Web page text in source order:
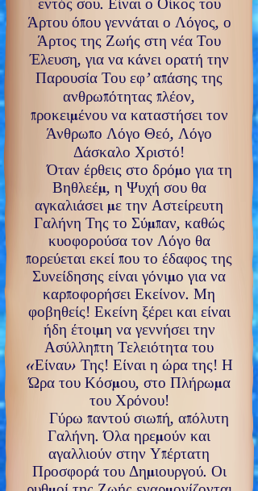
εντός σου. Είναι ο Οίκος του
Άρτου όπου γεννάται ο Λόγος, ο
Άρτος της Ζωής στη νέα Του
Έλευση, για να κάνει ορατή την
Παρουσία Του εφ’ απάσης της
ανθρωπότητας πλέον,
προκειμένου να καταστήσει τον
Άνθρωπο Λόγο Θεό, Λόγο
Δάσκαλο Χριστό!
Όταν έρθεις στο δρόμο για τη
Βηθλεέμ, η Ψυχή σου θα
αγκαλιάσει με την Αστείρευτη
Γαλήνη Της το Σύμπαν, καθώς
κυοφορούσα τον Λόγο θα
πορεύεται εκεί που το έδαφος της
Συνείδησης είναι γόνιμο για να
καρποφορήσει Εκείνον. Μη
φοβηθείς! Εκείνη ξέρει και είναι
ήδη έτοιμη να γεννήσει την
Ασύλληπτη Τελειότητα του
«Είναι» Της! Είναι η ώρα της! Η
Ώρα του Κόσμου, στο Πλήρωμα
του Χρόνου!
Γύρω παντού σιωπή, απόλυτη
Γαλήνη. Όλα ηρεμούν και
αγαλλιούν στην Υπέρτατη
Προσφορά του Δημιουργού. Οι